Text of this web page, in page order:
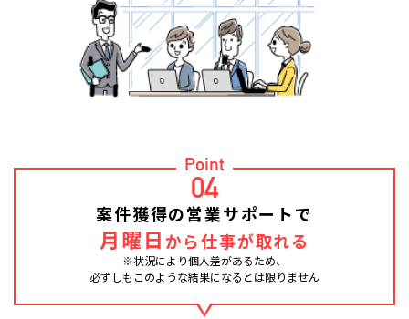
Point
04
案件獲得の営業サポートで
月曜日 から仕事が取れる
※状況により個人差があるため、
必ずしもこのような結果になるとは限りません